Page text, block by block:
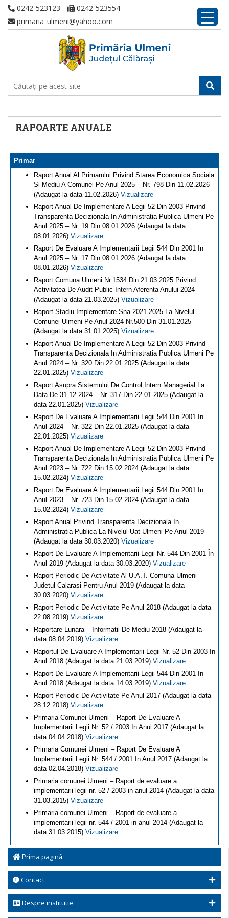
0242-523123
0242-523554
primaria_ulmeni@yahoo.com
RAPOARTE ANUALE
Prima pagină
Contact
Despre institutie
Primar
Raport Anual Al Primarului Privind Starea Economica Sociala
Si Mediu A Comunei Pe Anul 2025 – Nr. 798 Din 11.02.2026
(Adaugat la data 11.02.2026) Vizualizare
Raport Anual De Implementare A Legii 52 Din 2003 Privind
Transparenta Decizionala In Administratia Publica Ulmeni Pe
Anul 2025 – Nr. 19 Din 08.01.2026 (Adaugat la data
08.01.2026) Vizualizare
Raport De Evaluare A Implementarii Legii 544 Din 2001 In
Anul 2025 – Nr. 17 Din 08.01.2026 (Adaugat la data
08.01.2026) Vizualizare
Raport Comuna Ulmeni Nr.1534 Din 21.03.2025 Privind
Activitatea De Audit Public Intern Aferenta Anului 2024
(Adaugat la data 21.03.2025) Vizualizare
Raport Stadiu Implementare Sna 2021-2025 La Nivelul
Comunei Ulmeni Pe Anul 2024 Nr.500 Din 31.01.2025
(Adaugat la data 31.01.2025) Vizualizare
Raport Anual De Implementare A Legii 52 Din 2003 Privind
Transparenta Decizionala In Administratia Publica Ulmeni Pe
Anul 2024 – Nr. 320 Din 22.01.2025 (Adaugat la data
22.01.2025) Vizualizare
Raport Asupra Sistemului De Control Intern Managerial La
Data De 31.12.2024 – Nr. 317 Din 22.01.2025 (Adaugat la
data 22.01.2025) Vizualizare
Raport De Evaluare A Implementarii Legii 544 Din 2001 In
Anul 2024 – Nr. 322 Din 22.01.2025 (Adaugat la data
22.01.2025) Vizualizare
Raport Anual De Implementare A Legii 52 Din 2003 Privind
Transparenta Decizionala In Administratia Publica Ulmeni Pe
Anul 2023 – Nr. 722 Din 15.02.2024 (Adaugat la data
15.02.2024) Vizualizare
Raport De Evaluare A Implementarii Legii 544 Din 2001 In
Anul 2023 – Nr. 723 Din 15.02.2024 (Adaugat la data
15.02.2024) Vizualizare
Raport Anual Privind Transparenta Decizionala In
Administratia Publica La Nivelul Uat Ulmeni Pe Anul 2019
(Adaugat la data 30.03.2020) Vizualizare
Raport De Evaluare A Implementarii Legii Nr. 544 Din 2001 În
Anul 2019 (Adaugat la data 30.03.2020) Vizualizare
Raport Periodic De Activitate Al U.A.T. Comuna Ulmeni
Judetul Calarasi Pentru Anul 2019 (Adaugat la data
30.03.2020) Vizualizare
Raport Periodic De Activitate Pe Anul 2018 (Adaugat la data
22.08.2019) Vizualizare
Raportare Lunara – Informatii De Mediu 2018 (Adaugat la
data 08.04.2019) Vizualizare
Raportul De Evaluare A Implementarii Legii Nr. 52 Din 2003 In
Anul 2018 (Adaugat la data 21.03.2019) Vizualizare
Raport De Evaluare A Implementarii Legii 544 Din 2001 In
Anul 2018 (Adaugat la data 14.03.2019) Vizualizare
Raport Periodic De Activitate Pe Anul 2017 (Adaugat la data
28.12.2018) Vizualizare
Primaria Comunei Ulmeni – Raport De Evaluare A
Implementarii Legii Nr. 52 / 2003 In Anul 2017 (Adaugat la
data 04.04.2018) Vizualizare
Primaria Comunei Ulmeni – Raport De Evaluare A
Implementarii Legii Nr. 544 / 2001 In Anul 2017 (Adaugat la
data 02.04.2018) Vizualizare
Primaria comunei Ulmeni – Raport de evaluare a
implementarii legii nr. 52 / 2003 in anul 2014 (Adaugat la data
31.03.2015) Vizualizare
Primaria comunei Ulmeni – Raport de evaluare a
implementarii legii nr. 544 / 2001 in anul 2014 (Adaugat la
data 31.03.2015) Vizualizare